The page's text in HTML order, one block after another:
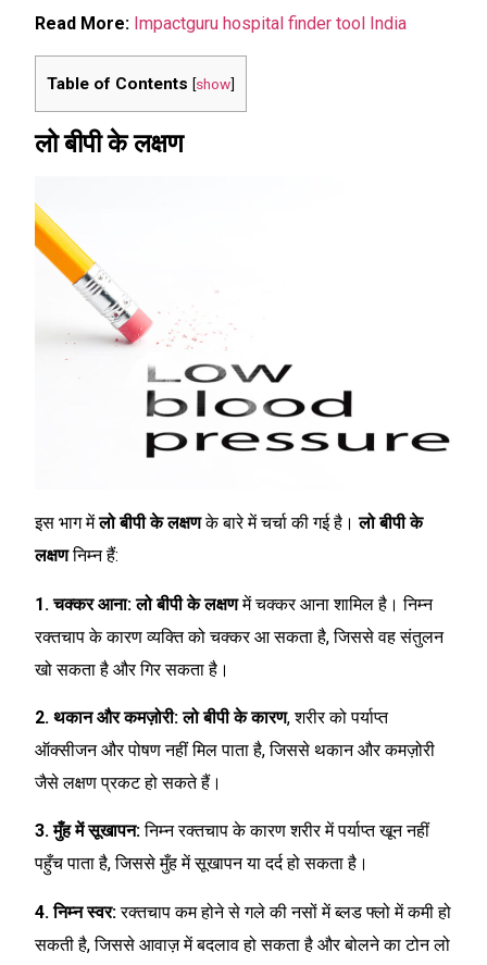
Read More: Impactguru hospital finder tool India
Table of Contents [show]
लो बीपी के लक्षण
इस भाग मेंलो बीपी के लक्षणके बारे में चर्चा की गई है।लो बीपी के
लक्षणनिम्न हैं:
1. चक्कर आना: लो बीपी के लक्षणमें चक्कर आना शामिल है। निम्न
रक्तचाप के कारण व्यक्ति को चक्कर आ सकता है, जिससे वह संतुलन
खो सकता है और गिर सकता है।
2. थकान और कमज़ोरी: लो बीपी के कारण, शरीर को पर्याप्त
ऑक्सीजन और पोषण नहीं मिल पाता है, जिससे थकान और कमज़ोरी
जैसे लक्षण प्रकट हो सकते हैं।
3. मुँह में सूखापन:निम्न रक्तचाप के कारण शरीर में पर्याप्त खून नहीं
पहुँच पाता है, जिससे मुँह में सूखापन या दर्द हो सकता है।
4. निम्न स्वर:रक्तचाप कम होने से गले की नसों में ब्लड फ्लो में कमी हो
सकती है, जिससे आवाज़ में बदलाव हो सकता है और बोलने का टोन लो